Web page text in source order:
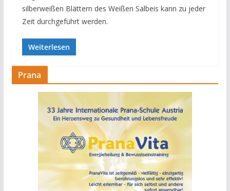
silberweißen Blättern des Weißen Salbeis kann zu jeder
Zeit durchgeführt werden.
Weiterlesen
Prana